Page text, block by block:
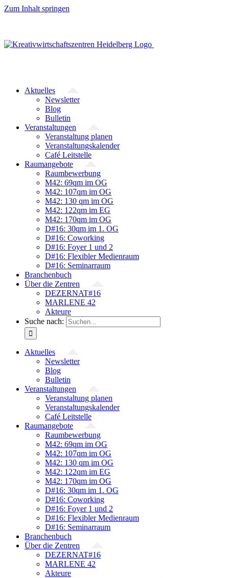
Zum Inhalt springen
Aktuelles
Newsletter
Blog
Bulletin
Veranstaltungen
Veranstaltung planen
Veranstaltungskalender
Café Leitstelle
Raumangebote
Raumbewerbung
M42: 69qm im OG
M42: 107qm im OG
M42: 130 qm im OG
M42: 122qm im EG
M42: 170qm im OG
D#16: 30qm im 1. OG
D#16: Coworking
D#16: Foyer 1 und 2
D#16: Flexibler Medienraum
D#16: Seminarraum
Branchenbuch
Über die Zentren
DEZERNAT#16
MARLENE 42
Akteure
Suche nach:
Aktuelles
Newsletter
Blog
Bulletin
Veranstaltungen
Veranstaltung planen
Veranstaltungskalender
Café Leitstelle
Raumangebote
Raumbewerbung
M42: 69qm im OG
M42: 107qm im OG
M42: 130 qm im OG
M42: 122qm im EG
M42: 170qm im OG
D#16: 30qm im 1. OG
D#16: Coworking
D#16: Foyer 1 und 2
D#16: Flexibler Medienraum
D#16: Seminarraum
Branchenbuch
Über die Zentren
DEZERNAT#16
MARLENE 42
Akteure